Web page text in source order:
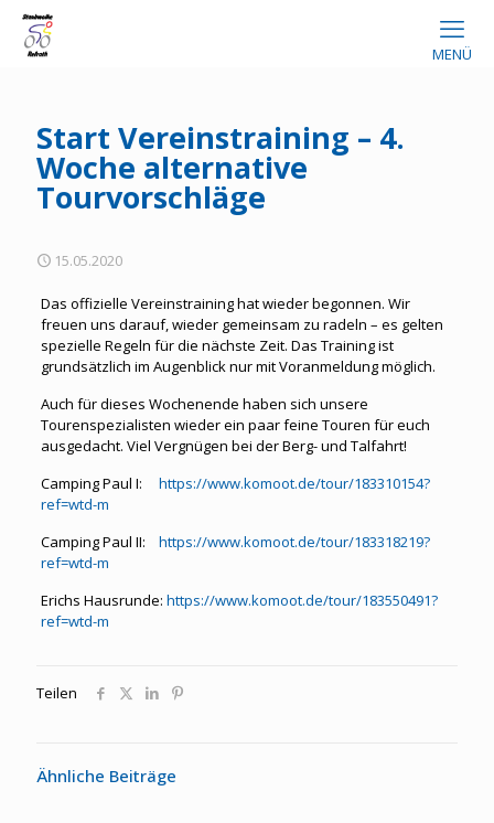
MENÜ
Start Vereinstraining – 4.
Woche alternative
Tourvorschläge
15.05.2020
Das offizielle Vereinstraining hat wieder begonnen. Wir
freuen uns darauf, wieder gemeinsam zu radeln – es gelten
spezielle Regeln für die nächste Zeit. Das Training ist
grundsätzlich im Augenblick nur mit Voranmeldung möglich.
Auch für dieses Wochenende haben sich unsere
Tourenspezialisten wieder ein paar feine Touren für euch
ausgedacht. Viel Vergnügen bei der Berg- und Talfahrt!
Camping Paul I: https://www.komoot.de/tour/183310154?
ref=wtd-m
Camping Paul II:
https://www.komoot.de/tour/183318219?
ref=wtd-m
Erichs Hausrunde: https://www.komoot.de/tour/183550491?
ref=wtd-m
Teilen
Ähnliche Beiträge